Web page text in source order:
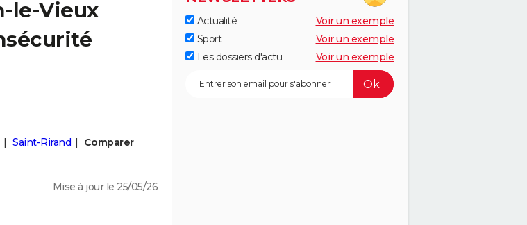
le-Vieux
Saint-Rirand
Comparer
Mise à jour le 25/05/26
Actualité
Voir un exemple
Sport
Voir un exemple
Les dossiers d'actu
Voir un exemple